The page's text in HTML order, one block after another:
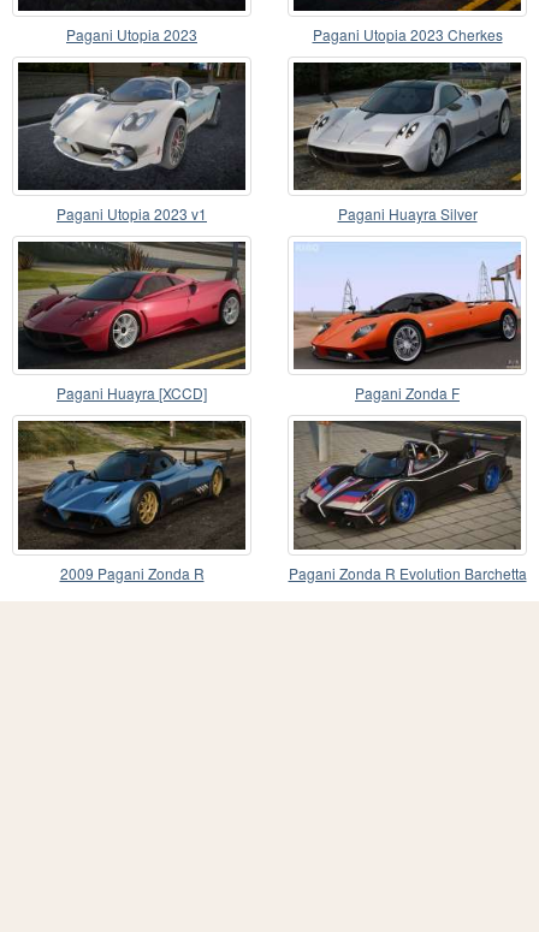
Pagani Utopia 2023 Pagani Utopia 2023 Cherkes
Pagani Utopia 2023 v1 Pagani Huayra Silver
Pagani Huayra [XCCD] Pagani Zonda F
2009 Pagani Zonda R Pagani Zonda R Evolution Barchetta